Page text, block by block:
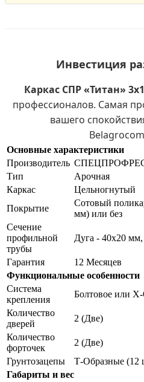
Инвестиция
Каркас СПР «Титан»
профессионалов. Самая
вашего
Основные характеристики
Производитель
Тип
Арочная
Каркас
Цельногнутый
Покрытие
Сотовый
мм) или без
Сечение
профильной
трубы
Дуга - 40х20
Гарантия
12 Месяцев
Функциональные особенности
Система
крепления
Болтовое или
Количество
дверей
2 (Две)
Количество
форточек
2 (Две)
Грунтозацепы
Т-Образные (12
Габариты и вес